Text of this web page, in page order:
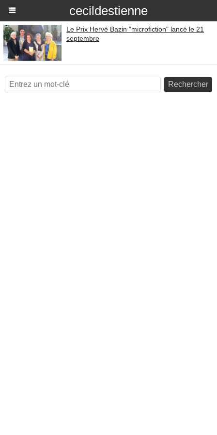
cecildestienne
Le Prix Hervé Bazin "microfiction" lancé le 21
septembre
Rechercher